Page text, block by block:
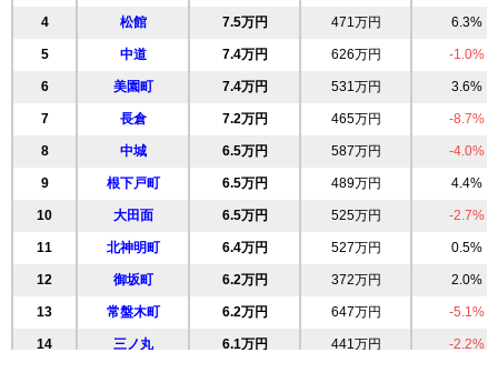
4 松館 7.5万円 471万円 6.3%
5 中道 7.4万円 626万円 -1.0%
6 美園町 7.4万円 531万円 3.6%
7 長倉 7.2万円 465万円 -8.7%
8 中城 6.5万円 587万円 -4.0%
9 根下戸町 6.5万円 489万円 4.4%
10 大田面 6.5万円 525万円 -2.7%
11 北神明町 6.4万円 527万円 0.5%
12 御坂町 6.2万円 372万円 2.0%
13 常盤木町 6.2万円 647万円 -5.1%
14 三ノ丸 6.1万円 441万円 -2.2%